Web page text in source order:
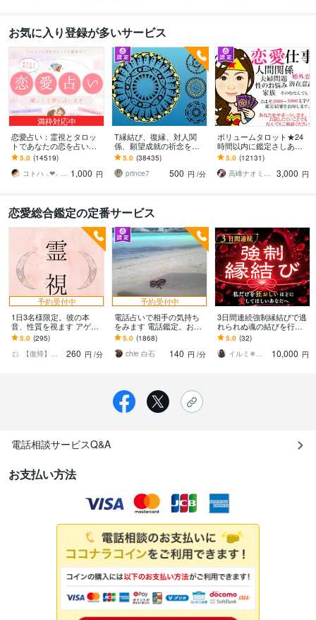
お気に入り登録が多いサービス
満枠対応中
恋愛占い：霊視とタロッ
トであなたの恋を占いま
す 復縁・片想い・複雑
愛・夫婦問題…お悩みに
優しく寄り添います♡
5.0 (14519)
コトハ ⸜❤︎⸝ 新サービス提供開始✨️ 1,000 円
T縁結び、復縁、対人関
係、願望成就の祈念を承
ります 対象者の思いと状
況、対象者との対話、祈
念
5.0 (38435)
prince7
500 円 /分
ボリュームタロット★24
時間以内に鑑定さしあげ
ます 3000文字以上の鑑定
★希望者のみ一部カード
開示サービスあり
5.0 (12131)
高峰ナオミ タロット占い師
3,000 円
恋愛総合鑑定の定番サービス
予約受付中
1日3名様限定。彼の本
音、性質を視ます アゲ鑑
定なし。恋愛の悩みをAI
占いではなく本物の霊視
で。
5.0 (295)
【復帰】美容と占い 瑞兆 ｽﾞｲﾁｮｳ
260 円 /分
予約受付中
電話占いで相手の気持ち
をみます 電話鑑定。お相
手様の気持ちを占いま
す。
5.0 (1868)
chie 白石
140 円 /分
3日間連続強制縁結びで逃
れられぬ魂の結びを行い
ます 【縁封波動「縛」】
私だけを狂おしいほどに
愛してほしいあなたへ
5.0 (32)
イルミ✵封眼霊視師
10,000 円
電話相談サービスQ&A
お支払い方法